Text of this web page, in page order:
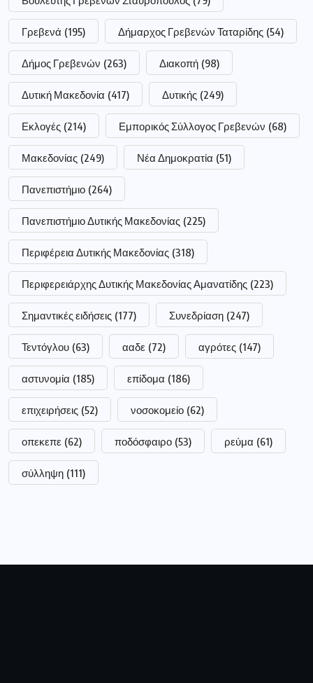
Γρεβενά (195) Δήμαρχος Γρεβενών Ταταρίδης (54)
Δήμος Γρεβενών (263) Διακοπή (98)
Δυτική Μακεδονία (417) Δυτικής (249)
Εκλογές (214) Εμπορικός Σύλλογος Γρεβενών (68)
Μακεδονίας (249) Νέα Δημοκρατία (51)
Πανεπιστήμιο (264)
Πανεπιστήμιο Δυτικής Μακεδονίας (225)
Περιφέρεια Δυτικής Μακεδονίας (318)
Περιφερειάρχης Δυτικής Μακεδονίας Αμανατίδης (223)
Σημαντικές ειδήσεις (177) Συνεδρίαση (247)
Τεντόγλου (63) ααδε (72) αγρότες (147)
αστυνομία (185) επίδομα (186)
επιχειρήσεις (52) νοσοκομείο (62)
οπεκεπε (62) ποδόσφαιρο (53) ρεύμα (61)
σύλληψη (111)